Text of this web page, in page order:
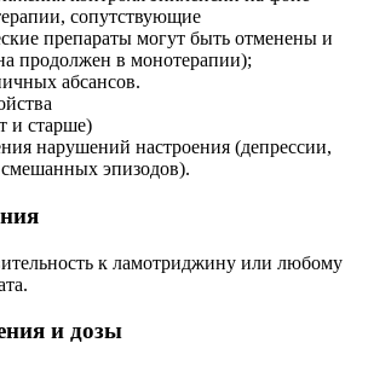
сопутствующие
препараты могут быть отменены и
продолжен в монотерапии);
абсансов.
и старше)
нарушений настроения (депрессии,
эпизодов).
к ламотриджину или любому
и дозы